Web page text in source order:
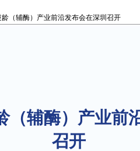
（辅酶）产业前沿发布会在深圳召开
（辅酶）产业前
召开